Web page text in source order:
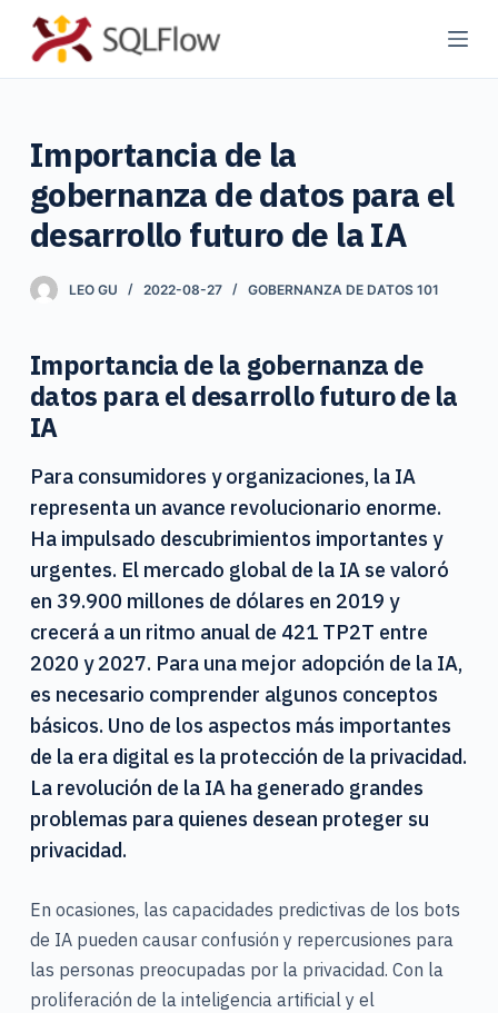
a
a
a
o
n
o
Importancia de la
gobernanza de datos para el
desarrollo futuro de la IA
LEO GU 2022-08-27 GOBERNANZA DE DATOS 101
Importancia de la gobernanza de
datos para el desarrollo futuro de la
IA
Para consumidores y organizaciones, la IA
representa un avance revolucionario enorme.
Ha impulsado descubrimientos importantes y
urgentes. El mercado global de la IA se valoró
en 39.900 millones de dólares en 2019 y
crecerá a un ritmo anual de 421 TP2T entre
2020 y 2027. Para una mejor adopción de la IA,
es necesario comprender algunos conceptos
básicos. Uno de los aspectos más importantes
de la era digital es la protección de la privacidad.
La revolución de la IA ha generado grandes
problemas para quienes desean proteger su
privacidad.
En ocasiones, las capacidades predictivas de los bots
de IA pueden causar confusión y repercusiones para
las personas preocupadas por la privacidad. Con la
proliferación de la inteligencia artificial y el